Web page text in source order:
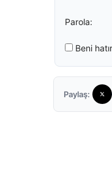
Parola:
Beni
Paylaş: